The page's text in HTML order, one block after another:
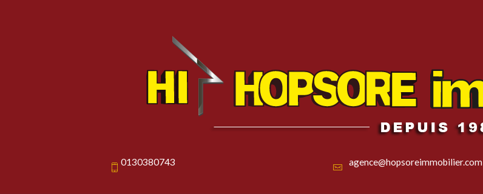
0130380743 agence@hopsoreimmobilier.com